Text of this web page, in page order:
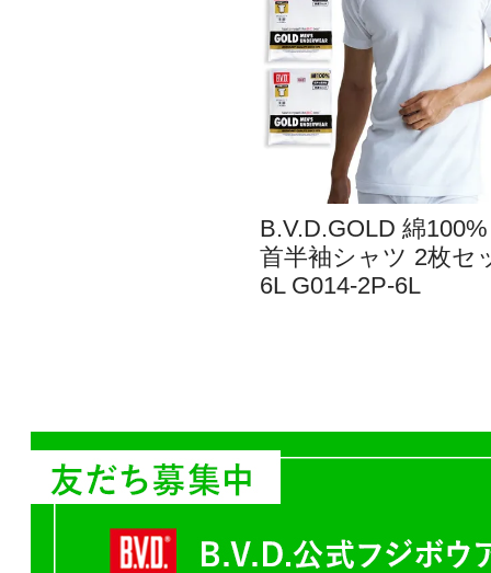
B.V.D.GOLD 綿
首半袖シャツ 2枚セ
6L G014-2P-6L